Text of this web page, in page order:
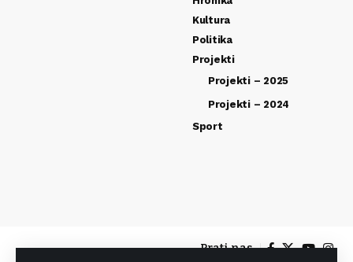
Kultura
Politika
Projekti
Projekti – 2025
Projekti – 2024
Sport
Prati nas